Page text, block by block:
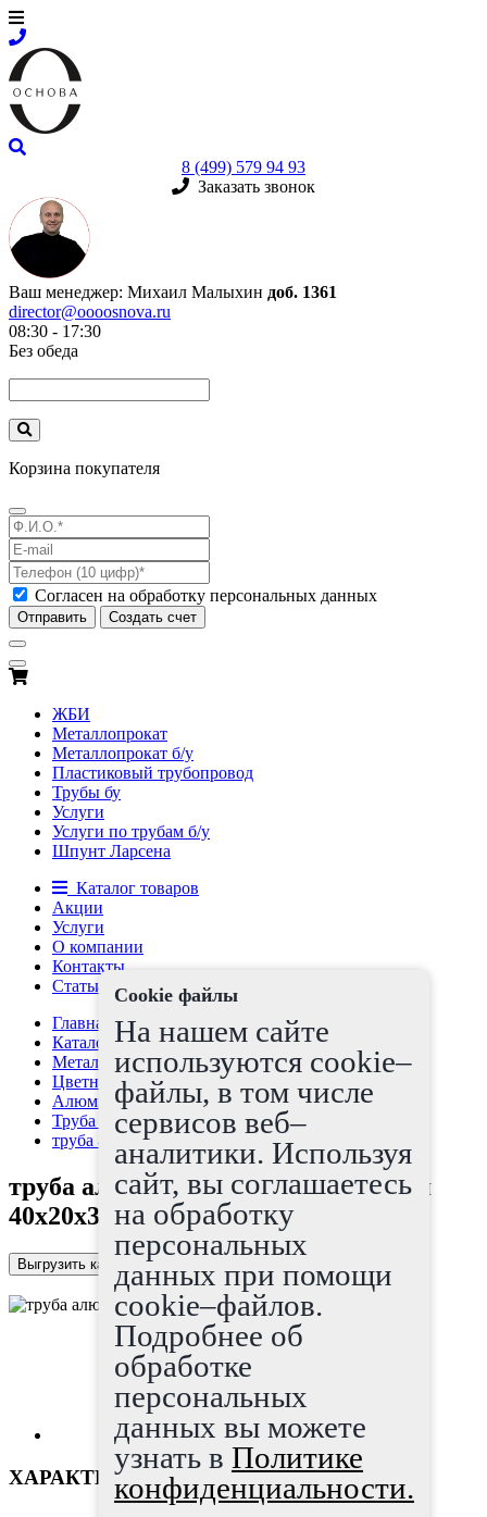
8 (499) 579 94 93
Заказать звонок
Ваш менеджер: Михаил Малыхин доб. 1361
director@oooosnova.ru
08:30 - 17:30
Без обеда
Корзина покупателя
Согласен на обработку персональных данных
Отправить Создать счет
ЖБИ
Металлопрокат
Металлопрокат б/у
Пластиковый трубопровод
Трубы бу
Услуги
Услуги по трубам б/у
Шпунт Ларсена
Каталог товаров
Акции
Услуги
О компании
Контакты
Статьи
Главная страница
Каталог
Металлопрокат
Цветные металлы
Алюминий, дюраль
Труба алюминиевая
труба алюминиевая прямоугольная 40x20x3
труба алюминиевая прямоугольная
40x20x3
Выгрузить каталог в Excel
ХАРАКТЕРИСТИКИ
Cookie файлы
На нашем сайте
используются cookie–
файлы, в том числе
сервисов веб–
аналитики. Используя
сайт, вы соглашаетесь
на обработку
персональных
данных при помощи
cookie–файлов.
Подробнее об
обработке
персональных
данных вы можете
узнать в Политике
конфиденциальности.